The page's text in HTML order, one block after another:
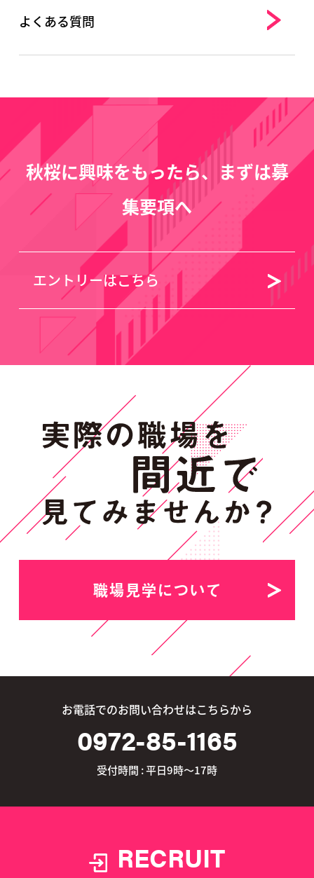
よくある質問
秋桜に興味をもったら、まずは募
集要項へ
エントリーはこちら
職場見学について
お電話でのお問い合わせはこちらから
0972-85-1165
受付時間 : 平日9時～17時
RECRUIT